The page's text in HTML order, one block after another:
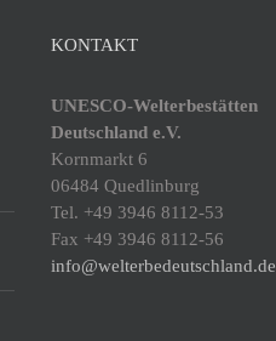
KONTAKT
UNESCO-Welterbestätten
Deutschland e.V.
Kornmarkt 6
06484 Quedlinburg
Tel. +49 3946 8112-53
Fax +49 3946 8112-56
info@welterbedeutschland.de